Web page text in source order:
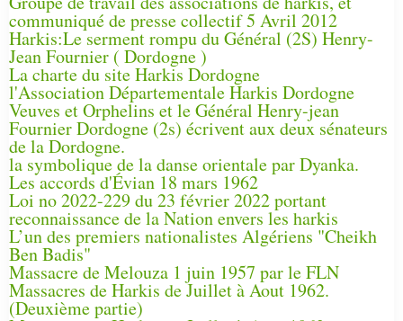
communiqué de presse collectif 5 Avril 2012
Harkis:Le serment rompu du Général (2S) Henry-
Jean Fournier ( Dordogne )
La charte du site Harkis Dordogne
l'Association Départementale Harkis Dordogne
Veuves et Orphelins et le Général Henry-jean
Fournier Dordogne (2s) écrivent aux deux sénateurs
de la Dordogne.
la symbolique de la danse orientale par Dyanka.
Les accords d'Évian 18 mars 1962
Loi no 2022-229 du 23 février 2022 portant
reconnaissance de la Nation envers les harkis
L’un des premiers nationalistes Algériens "Cheikh
Ben Badis"
Massacre de Melouza 1 juin 1957 par le FLN
Massacres de Harkis de Juillet à Aout 1962.
(Deuxième partie)